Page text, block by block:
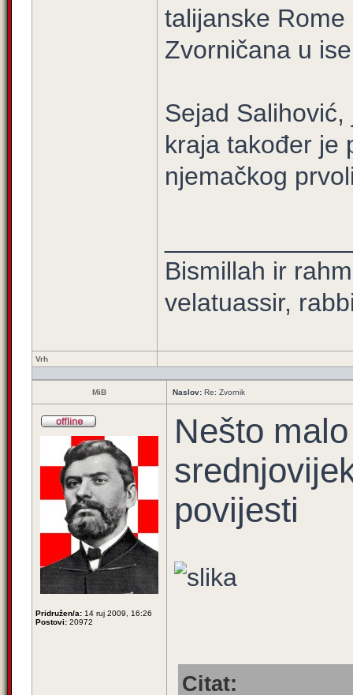
talijanske
Zvorničana u
Sejad
kraja također je
njemačkog
Bismillah ir
velatuassir,
Vrh
MiB Naslov: Re: Zvornik
Pridružen/a: 14 ruj 2009, 16:26
Postovi: 20972
Nešto
povijesti
Citat: